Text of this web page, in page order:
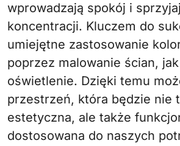
wprowadzają spokój i
koncentracji. Kluczem do
umiejętne zastosowanie
poprzez malowanie ścian,
oświetlenie. Dzięki temu
przestrzeń, która będzie nie
estetyczna, ale także
dostosowana do naszych